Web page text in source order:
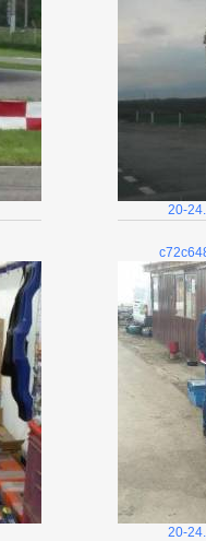
20-
20-